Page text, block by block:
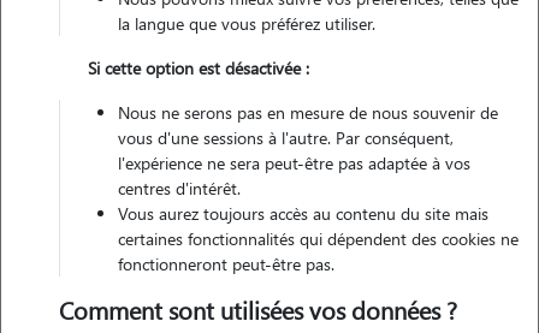
hello ! je suis étudiante infirmière en troisième année... en tant
qu'étudiant étudiante financer mes études et très compliqué et étant
donné que j'adore les animaux, je me propose pour les balades et et
les gardes de chat à domicile ?
Expérience
la langue que vous préférez utiliser.
Si cette option est désactivée :
Nous ne serons pas en mesure de nous souvenir de
vous d'une sessions à l'autre. Par conséquent,
l'expérience ne sera peut-être pas adaptée à vos
centres d'intérêt.
Vous aurez toujours accès au contenu du site mais
certaines fonctionnalités qui dépendent des cookies ne
fonctionneront peut-être pas.
Comment sont utilisées vos données ?